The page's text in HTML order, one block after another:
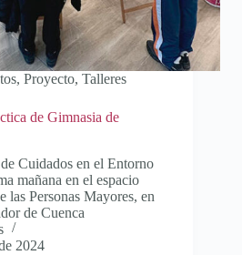
, Proyecto, Talleres
de Gimnasia de
Cuidados en el Entorno
mañana en el espacio
Personas Mayores, en
de Cuenca
2024